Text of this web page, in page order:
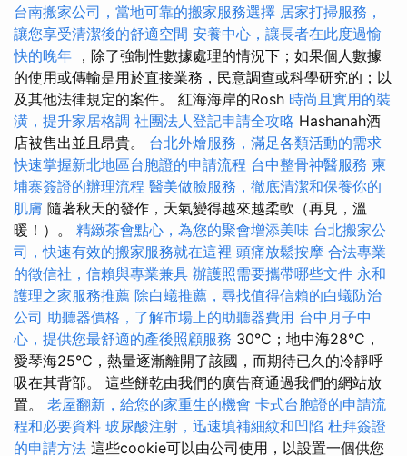
台南搬家公司，當地可靠的搬家服務選擇 居家打掃服務，
讓您享受清潔後的舒適空間 安養中心，讓長者在此度過愉
快的晚年 ，除了強制性數據處理的情況下；如果個人數據
的使用或傳輸是用於直接業務，民意調查或科學研究的；以
及其他法律規定的案件。 紅海海岸的Rosh 時尚且實用的裝
潢，提升家居格調 社團法人登記申請全攻略 Hashanah酒
店被售出並且昂貴。 台北外燴服務，滿足各類活動的需求
快速掌握新北地區台胞證的申請流程 台中整骨神醫服務 柬
埔寨簽證的辦理流程 醫美做臉服務，徹底清潔和保養你的
肌膚 隨著秋天的發作，天氣變得越來越柔軟（再見，溫
暖！）。 精緻茶會點心，為您的聚會增添美味 台北搬家公
司，快速有效的搬家服務就在這裡 頭痛放鬆按摩 合法專業
的徵信社，信賴與專業兼具 辦護照需要攜帶哪些文件 永和
護理之家服務推薦 除白蟻推薦，尋找值得信賴的白蟻防治
公司 助聽器價格，了解市場上的助聽器費用 台中月子中
心，提供您最舒適的產後照顧服務 30°C；地中海28°C，
愛琴海25°C，熱量逐漸離開了該國，而期待已久的冷靜呼
吸在其背部。 這些餅乾由我們的廣告商通過我們的網站放
置。 老屋翻新，給您的家重生的機會 卡式台胞證的申請流
程和必要資料 玻尿酸注射，迅速填補細紋和凹陷 杜拜簽證
的申請方法 這些cookie可以由公司使用，以設置一個供您